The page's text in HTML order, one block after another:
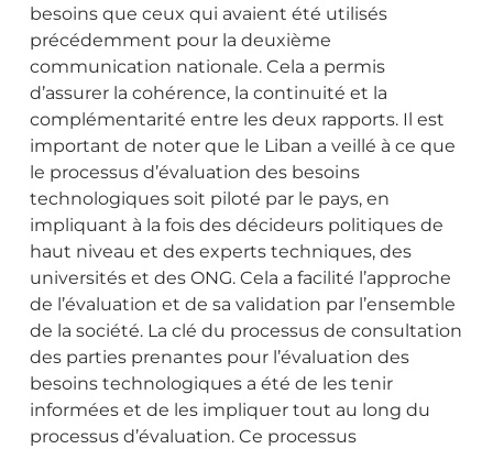
besoins que ceux qui avaient été utilisés
précédemment pour la deuxième
communication nationale. Cela a permis
d’assurer la cohérence, la continuité et la
complémentarité entre les deux rapports. Il est
important de noter que le Liban a veillé à ce que
le processus d’évaluation des besoins
technologiques soit piloté par le pays, en
impliquant à la fois des décideurs politiques de
haut niveau et des experts techniques, des
universités et des ONG. Cela a facilité l’approche
de l’évaluation et de sa validation par l’ensemble
de la société. La clé du processus de consultation
des parties prenantes pour l’évaluation des
besoins technologiques a été de les tenir
informées et de les impliquer tout au long du
processus d’évaluation. Ce processus